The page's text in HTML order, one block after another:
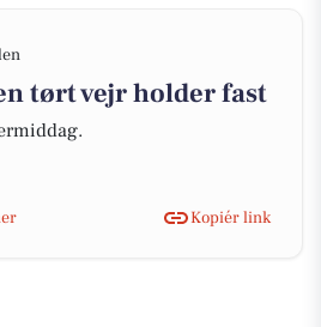
tørt vejr holder fast
Kopiér link